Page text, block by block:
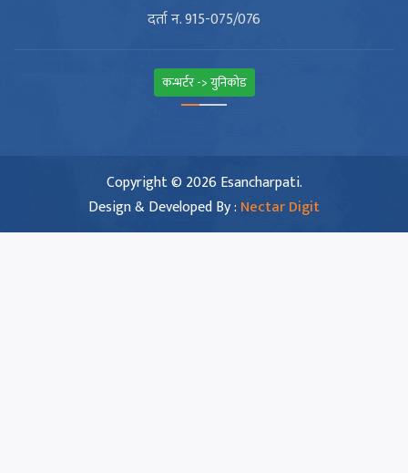
दर्ता न. 915-075/076
कन्भर्टर -> युनिकोड
Copyright © 2026 Esancharpati.
Design & Developed By : Nectar Digit